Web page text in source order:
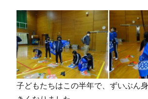
子どもたちはこの半年で、ずいぶん